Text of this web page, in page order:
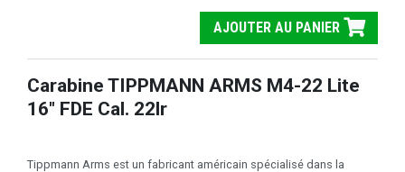
AJOUTER AU PANIER
Carabine TIPPMANN ARMS M4-22 Lite
16" FDE Cal. 22lr
Tippmann Arms est un fabricant américain spécialisé dans la